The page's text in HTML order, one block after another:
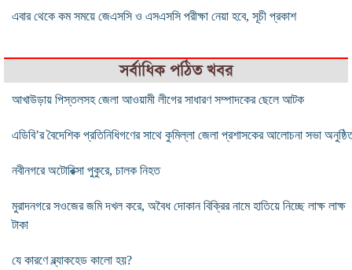
এবার থেকে কম সময়ে জেএসসি ও এসএসসি পরীক্ষা নেয়া হবে, সূচী প্রকাশ
সর্বাধিক পঠিত খবর
আখাউড়ায় পিস্তলসহ জেলা আওয়ামী লীগের সাধারণ সম্পাদকের ছেলে আটক
এডিবি’র বৈদেশিক প্রতিনিধিগণের সাথে কুমিল্লা জেলা প্রশাসকের আলোচনা সভা
নবীনগরে অটোরিক্সা পুকুরে, চালক নিহত
মুরাদনগরে সওজের জমি দখল করে, অবৈধ দোকান বিক্রির নামে হাতিয়ে নিচ্ছে লাক্ষ লাক্ষ
টাকা
যে কারণে ব্ল্যাকহেড কালো হয়?